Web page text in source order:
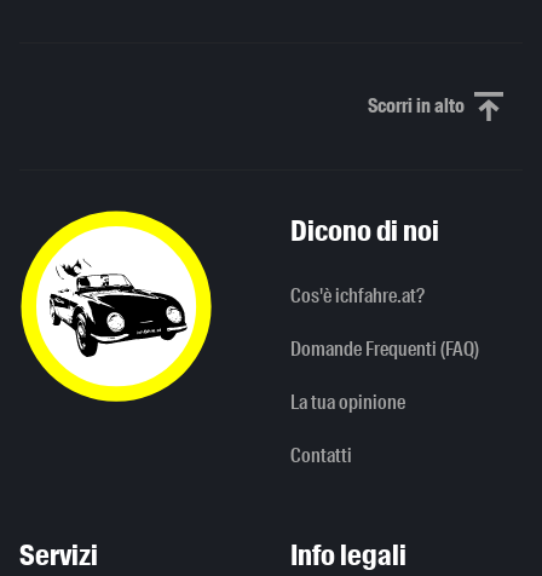
Scorri in altoScorri in alto
Dicono di noi
Cos'è ichfahre.at?
Domande Frequenti (FAQ)
La tua opinione
Contatti
Servizi Info legali